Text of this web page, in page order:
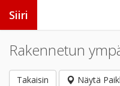
Siiri
Rakennetun
Takaisin Näytä